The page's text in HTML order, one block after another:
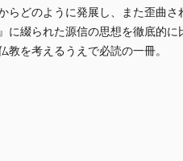
どのように発展し、また歪曲さ
に綴られた源信の思想を徹底的に
を考えるうえで必読の一冊。